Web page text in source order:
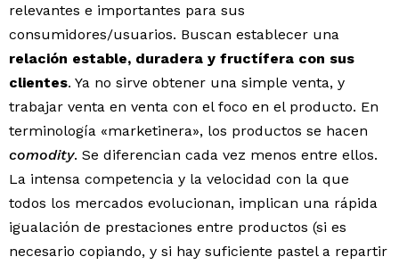
relevantes e importantes para sus
consumidores/usuarios. Buscan establecer una
relación estable, duradera y fructífera con sus
clientes. Ya no sirve obtener una simple venta, y
trabajar venta en venta con el foco en el producto. En
terminología «marketinera», los productos se hacen
comodity. Se diferencian cada vez menos entre ellos.
La intensa competencia y la velocidad con la que
todos los mercados evolucionan, implican una rápida
igualación de prestaciones entre productos (si es
necesario copiando, y si hay suficiente pastel a repartir